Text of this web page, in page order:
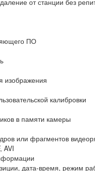
от станции без
ПО
изображения
калибровки
в памяти камеры
или фрагментов
AVI
дата-время, режим